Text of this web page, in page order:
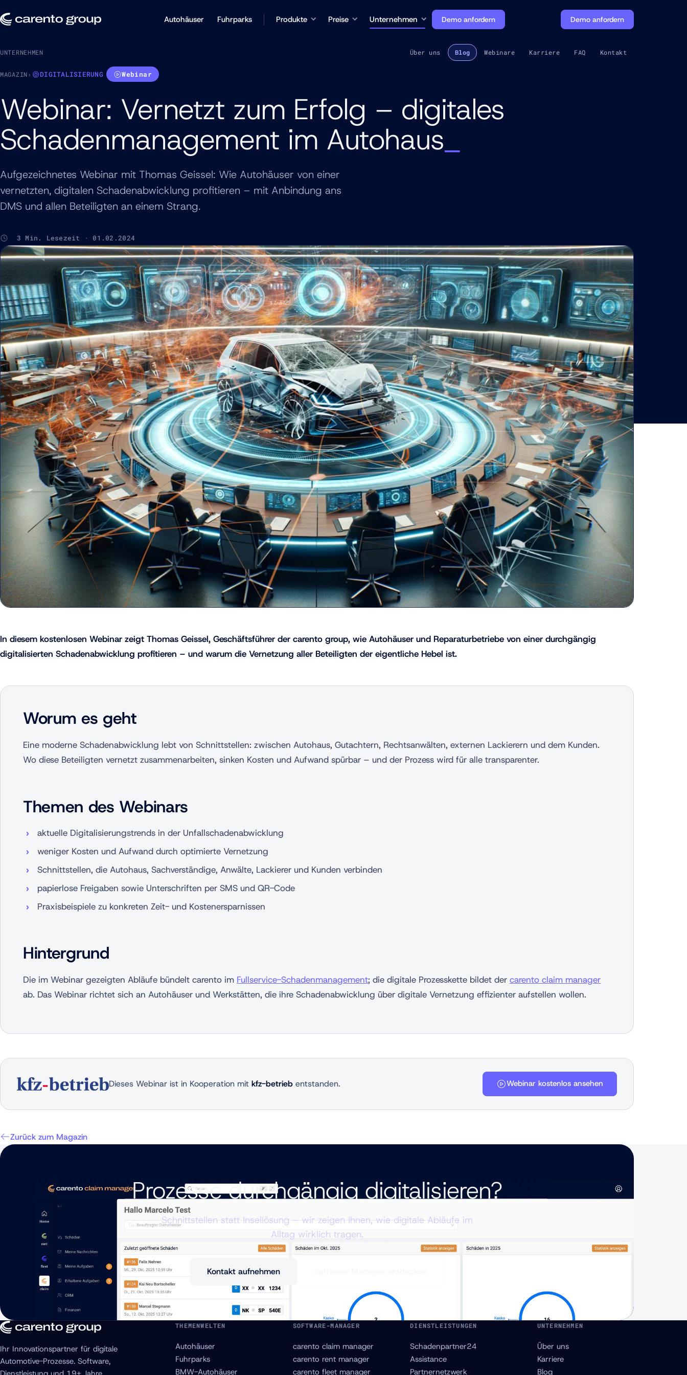
Autohäuser Fuhrparks Produkte Preise Unternehmen Demo anfordern Demo anfordern
UNTERNEHMEN Über uns Blog Webinare Karriere FAQ Kontakt
MAGAZIN› DIGITALISIERUNG Webinar
Webinar: Vernetzt zum Erfolg – digitales
Schadenmanagement im Autohaus
Aufgezeichnetes Webinar mit Thomas Geissel: Wie Autohäuser von einer
vernetzten, digitalen Schadenabwicklung profitieren – mit Anbindung ans
DMS und allen Beteiligten an einem Strang.
3 Min. Lesezeit · 01.02.2024
In diesem kostenlosen Webinar zeigt Thomas Geissel, Geschäftsführer der carento group, wie Autohäuser und Reparaturbetriebe von einer durchgängig
digitalisierten Schadenabwicklung profitieren – und warum die Vernetzung aller Beteiligten der eigentliche Hebel ist.
Worum es geht
Eine moderne Schadenabwicklung lebt von Schnittstellen: zwischen Autohaus, Gutachtern, Rechtsanwälten, externen Lackierern und dem Kunden.
Wo diese Beteiligten vernetzt zusammenarbeiten, sinken Kosten und Aufwand spürbar – und der Prozess wird für alle transparenter.
Themen des Webinars
aktuelle Digitalisierungstrends in der Unfallschadenabwicklung
weniger Kosten und Aufwand durch optimierte Vernetzung
Schnittstellen, die Autohaus, Sachverständige, Anwälte, Lackierer und Kunden verbinden
papierlose Freigaben sowie Unterschriften per SMS und QR-Code
Praxisbeispiele zu konkreten Zeit- und Kostenersparnissen
Hintergrund
Die im Webinar gezeigten Abläufe bündelt carento im Fullservice-Schadenmanagement; die digitale Prozesskette bildet der carento claim manager
ab. Das Webinar richtet sich an Autohäuser und Werkstätten, die ihre Schadenabwicklung über digitale Vernetzung effizienter aufstellen wollen.
Dieses Webinar ist in Kooperation mit kfz-betrieb entstanden. Webinar kostenlos ansehen
Zurück zum Magazin
Prozesse durchgängig digitalisieren?
Schnittstellen statt Insellösung – wir zeigen Ihnen, wie digitale Abläufe im
Alltag wirklich tragen.
Kontakt aufnehmen
Ihr Innovationspartner für digitale
Automotive-Prozesse. Software,
THEMENWELTEN
Autohäuser
Fuhrparks
BMW-Autohäuser
SOFTWARE-MANAGER
carento claim manager
carento rent manager
carento fleet manager
DIENSTLEISTUNGEN
Schadenpartner24
Assistance
Partnernetzwerk
UNTERNEHMEN
Über uns
Karriere
Blog